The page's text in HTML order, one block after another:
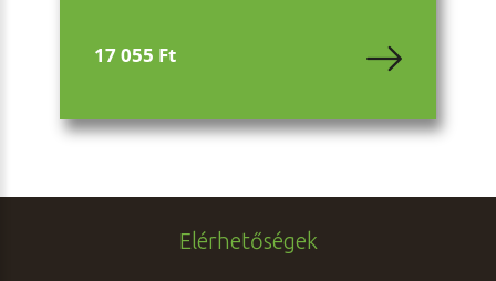
17 055 Ft
Elérhetőségek